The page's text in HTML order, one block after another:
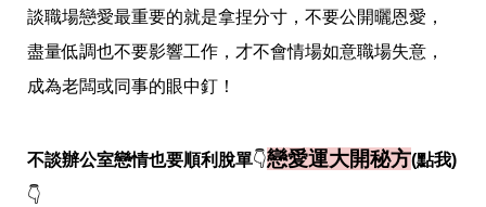
權
提
報
談職場戀愛最重要的就是拿捏分寸，不要公開曬恩愛，
盡量低調也不要影響工作，才不會情場如意職場失意，
成為老闆或同事的眼中釘！
不談辦公室戀情也要順利脫單👇戀愛運大開秘方(點我)
👇